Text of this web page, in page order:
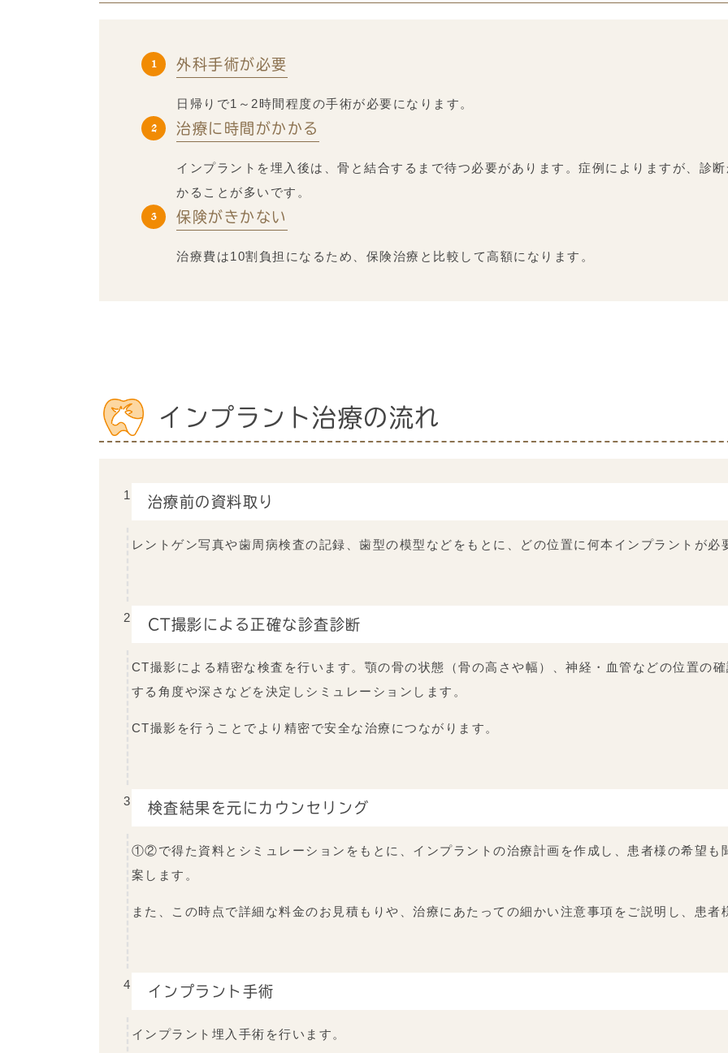
外科手術が必要
日帰りで1～2時間程度の手術が必要になります。
治療に時間がかかる
インプラントを埋入後は、骨と結合するまで待つ必要があります。症例によりますが、診
かることが多いです。
保険がきかない
治療費は10割負担になるため、保険治療と比較して高額になります。
インプラント治療の流れ
1 治療前の資料取り
レントゲン写真や歯周病検査の記録、歯型の模型などをもとに、どの位置に何本インプラントが必
2 CT撮影による正確な診査診断
CT撮影による精密な検査を行います。顎の骨の状態（骨の高さや幅）、神経・血管などの位置の
する角度や深さなどを決定しシミュレーションします。
CT撮影を行うことでより精密で安全な治療につながります。
3 検査結果を元にカウンセリング
①②で得た資料とシミュレーションをもとに、インプラントの治療計画を作成し、患者様の希望も
案します。
また、この時点で詳細な料金のお見積もりや、治療にあたっての細かい注意事項をご説明し、患者
4 インプラント手術
インプラント埋入手術を行います。